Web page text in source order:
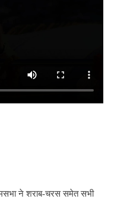
ने शराब-चरस समेत सभी